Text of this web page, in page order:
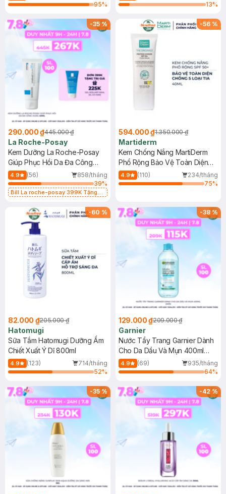
95%
13%
-35%
290.000 ₫445.000 ₫
La Roche-Posay
Kem Dưỡng La Roche-Posay
Giúp Phục Hồi Da Đa Công
Dụng 40ml
4.9 (56)
858/tháng
39%
Bill La roche-posay 399K Tặng
(SL có hạn)
-56 %
594.000 ₫1.350.000 ₫
Martiderm
Kem Chống Nắng MartiDerm
Phổ Rộng Bảo Vệ Toàn Diện
40ml
4.9 (110)
234/tháng
75%
-60 %
82.000 ₫205.000 ₫
Hatomugi
Sữa Tắm Hatomugi Dưỡng Ẩm
Chiết Xuất Ý Dĩ 800ml
4.9 (123)
714/tháng
52%
-38%
129.000 ₫209.000 ₫
Garnier
Nước Tẩy Trang Garnier Dành
Cho Da Dầu Và Mụn 400ml
(Mới)
4.9 (69)
935/tháng
64%
-35% -42%